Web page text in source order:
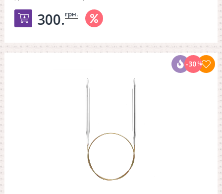
Добавить в корзину
300.грн.
-30%